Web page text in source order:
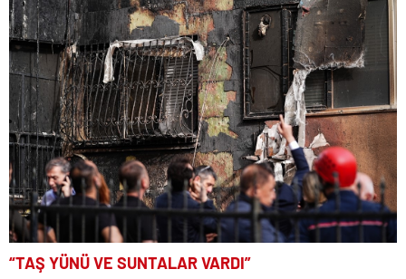
“TAŞ YÜNÜ VE SUNTALAR VARDI”